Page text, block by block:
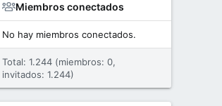
Miembros conectados
No hay miembros conectados.
Total: 1.244 (miembros: 0,
invitados: 1.244)